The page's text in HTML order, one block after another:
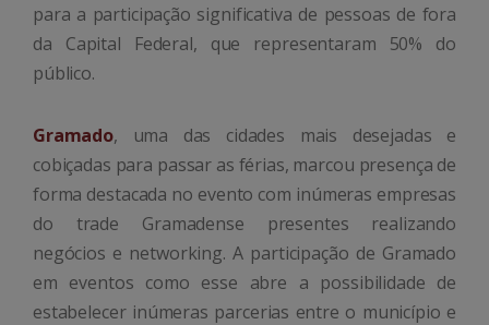
para a participação significativa de pessoas de fora
da Capital Federal, que representaram 50% do
público.
Gramado, uma das cidades mais desejadas e
cobiçadas para passar as férias, marcou presença de
forma destacada no evento com inúmeras empresas
do trade Gramadense presentes realizando
negócios e networking. A participação de Gramado
em eventos como esse abre a possibilidade de
estabelecer inúmeras parcerias entre o município e